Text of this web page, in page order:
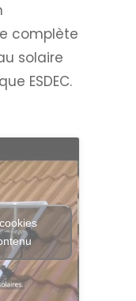
complète
solaire
ESDEC.